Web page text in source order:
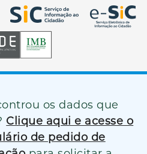
os dados que
Clique aqui e acesse o
de pedido de